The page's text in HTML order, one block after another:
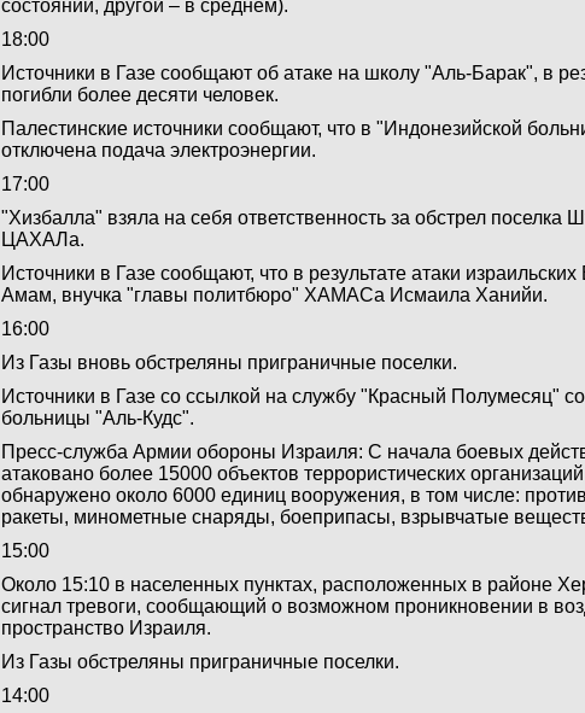
состоянии, другой – в среднем).
18:00
Источники в Газе сообщают об атаке на школу "Аль-Барак", в
погибли более десяти человек.
Палестинские источники сообщают, что в "Индонезийской
отключена подача электроэнергии.
17:00
"Хизбалла" взяла на себя ответственность за обстрел поселка
ЦАХАЛа.
Источники в Газе сообщают, что в результате атаки
Амам, внучка "главы политбюро" ХАМАСа Исмаила Ханийи.
16:00
Из Газы вновь обстреляны приграничные поселки.
Источники в Газе со ссылкой на службу "Красный Полумесяц"
больницы "Аль-Кудс".
Пресс-служба Армии обороны Израиля: С начала боевых
атаковано более 15000 объектов террористических
обнаружено около 6000 единиц вооружения, в том числе:
ракеты, минометные снаряды, боеприпасы, взрывчатые
15:00
Около 15:10 в населенных пунктах, расположенных в районе
сигнал тревоги, сообщающий о возможном проникновении в
пространство Израиля.
Из Газы обстреляны приграничные поселки.
14:00